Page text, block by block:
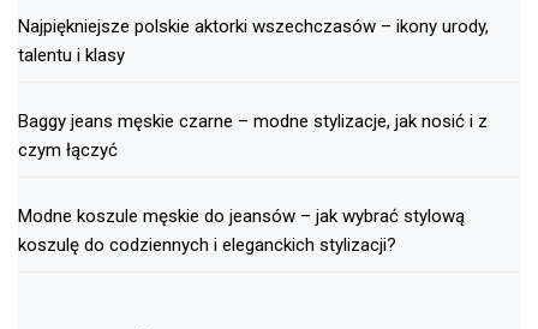
Najpiękniejsze polskie aktorki wszechczasów – ikony urody,
talentu i klasy
Baggy jeans męskie czarne – modne stylizacje, jak nosić i z
czym łączyć
Modne koszule męskie do jeansów – jak wybrać stylową
koszulę do codziennych i eleganckich stylizacji?